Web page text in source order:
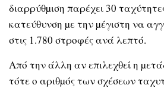
διαρρύθµιση παρέχει 30
κατεύθυνση µε την µέγιστη να
στις 1.780 στροφές ανά λεπτό.
Από την άλλη αν επιλεχθεί η
τότε ο αριθµός των σχέσεων